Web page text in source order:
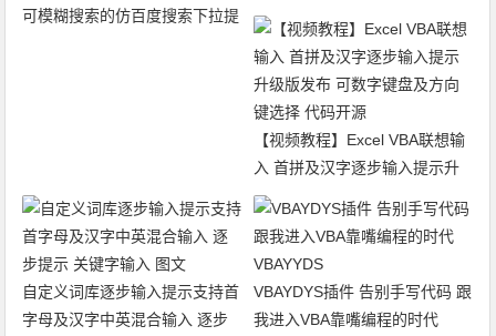
可模糊搜索的仿百度搜索下拉提
输入提示+数据入库
【视频教程】Excel VBA联想输
入 首拼及汉字逐步输入提示升
级版发布 可数字键盘及方向键
自定义词库逐步输入提示支持首
字母及汉字中英混合输入 逐步
VBAYDYS插件 告别手写代码 跟
我进入VBA靠嘴编程的时代